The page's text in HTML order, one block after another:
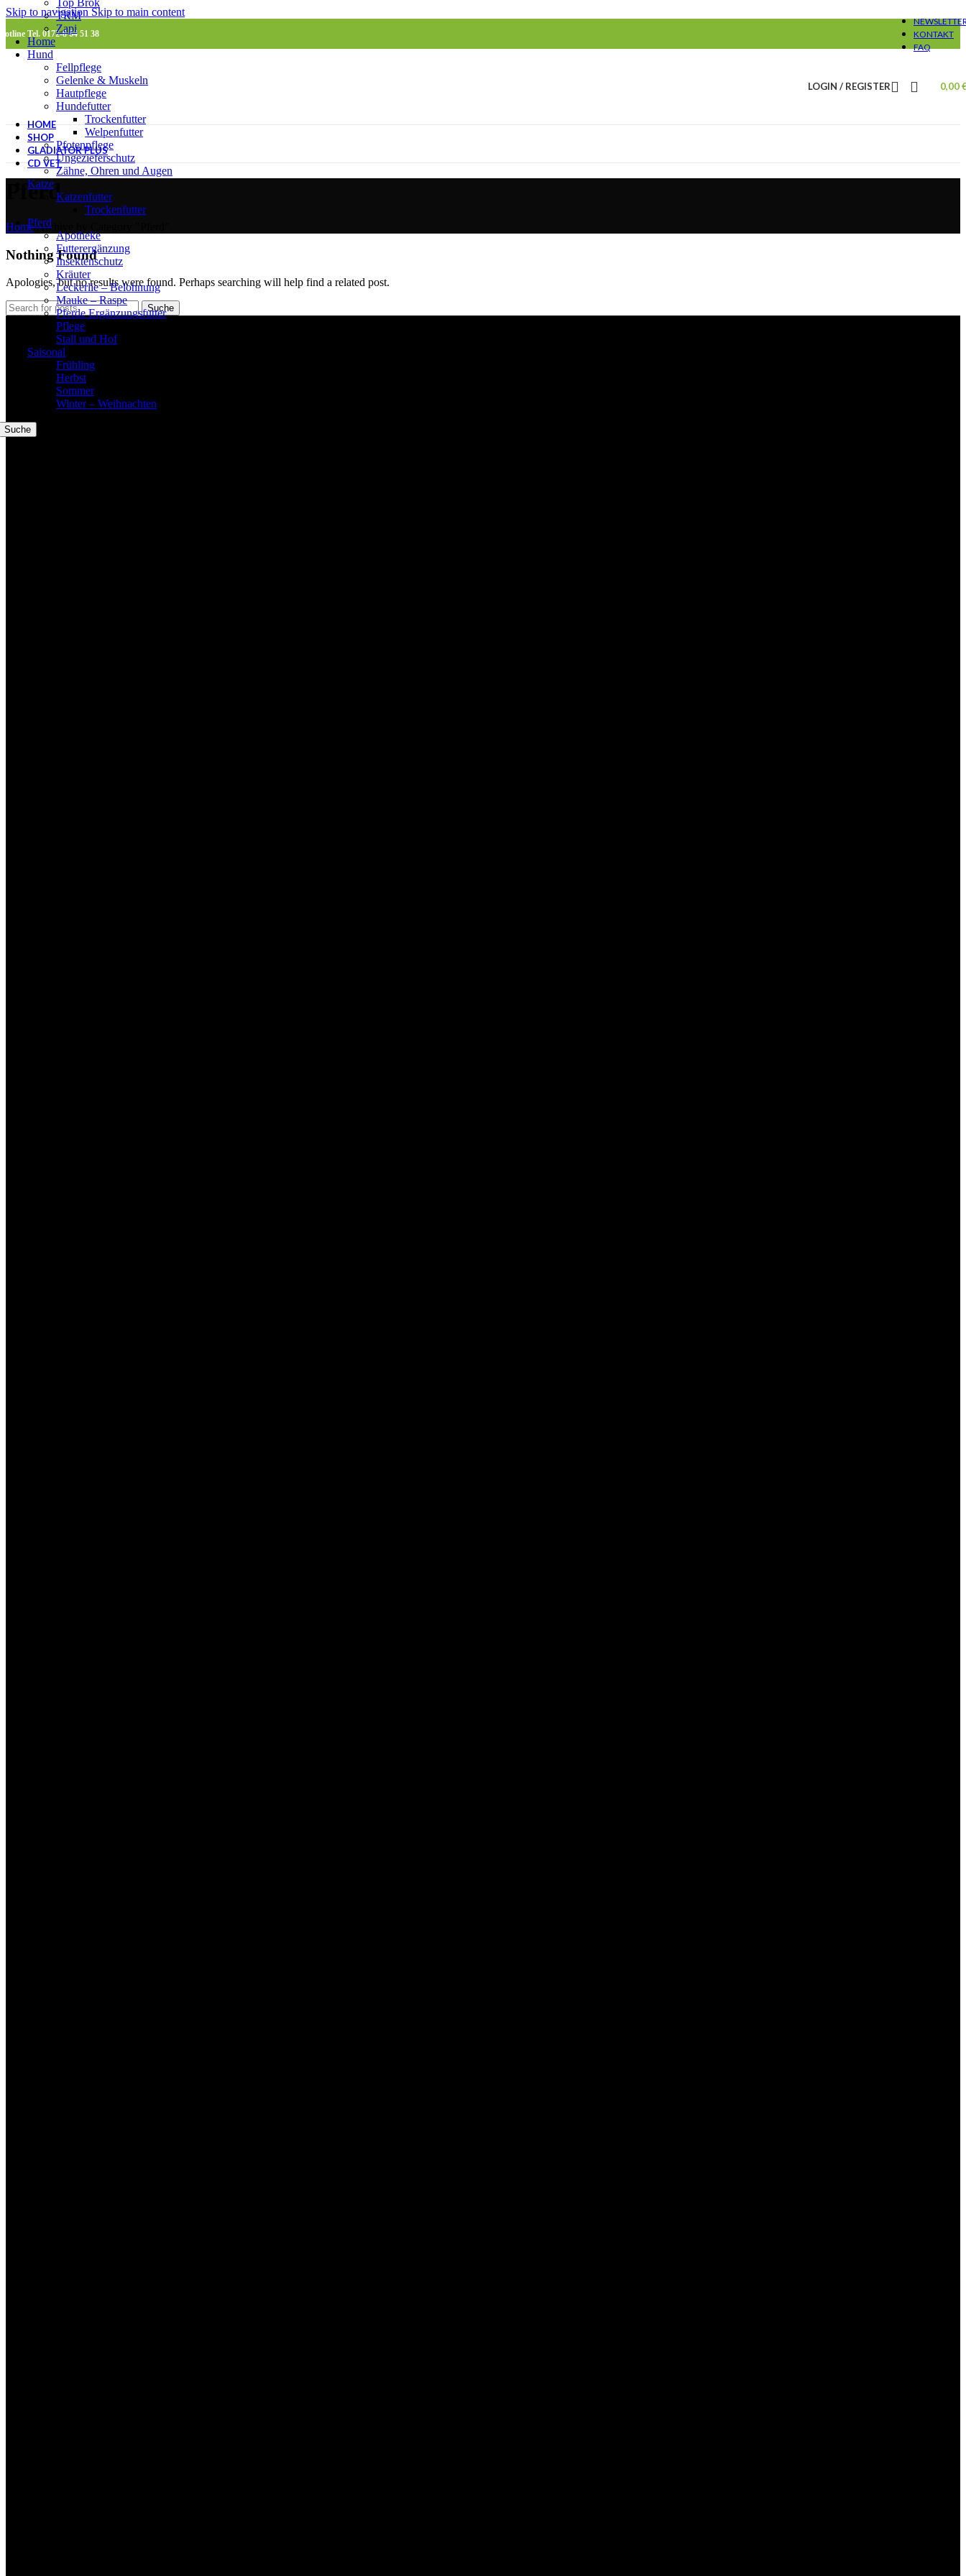
Skip to navigationSkip to main content
Tel. 0172-8 64 51 38
KONTAKT
FAQ
TRM
Zapi
Home
Hund
Fellpflege
Gelenke & Muskeln
Hautpflege
Hundefutter
Trockenfutter
Welpenfutter
Pfotenpflege
Ungezieferschutz
Zähne, Ohren und Augen
Katze
Katzenfutter
Trockenfutter
Pferd
Apotheke
Futterergänzung
Insektenschutz
Kräuter
Leckerlie – Belohnung
Mauke – Raspe
Pferde Ergänzungsfutter
Pflege
Stall und Hof
Saisonal
Frühling
Herbst
Sommer
Winter – Weihnachten
Suche
LOGIN / REGISTER 0,00
HOME
SHOP
GLADIATOR PLUS
CD VET
Pferd
Home/Archive by Category "Pferd"
Nothing Found
Apologies, but no results were found. Perhaps searching will help find a related post.
Suche
Willkommen im Tier-Trend24